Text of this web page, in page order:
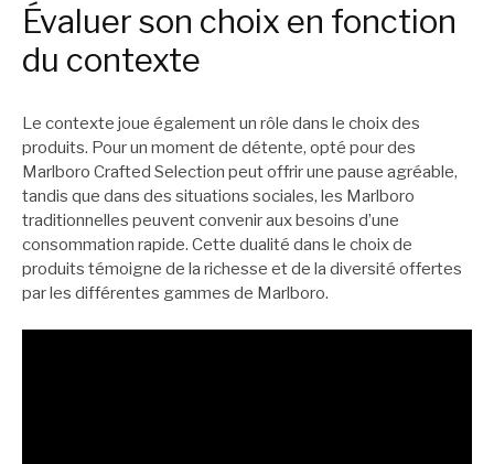
Évaluer son choix en fonction
du contexte
Le contexte joue également un rôle dans le choix des
produits. Pour un moment de détente, opté pour des
Marlboro Crafted Selection peut offrir une pause agréable,
tandis que dans des situations sociales, les Marlboro
traditionnelles peuvent convenir aux besoins d’une
consommation rapide. Cette dualité dans le choix de
produits témoigne de la richesse et de la diversité offertes
par les différentes gammes de Marlboro.